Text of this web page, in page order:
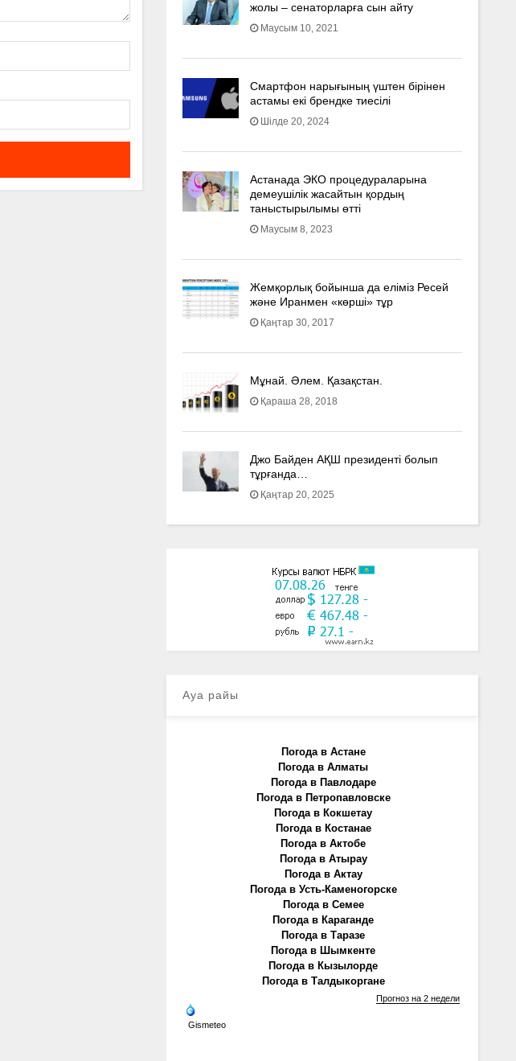
жолы – сенаторларға сын айту
Маусым 10, 2021
Смартфон нарығының үштен бірінен
астамы екі брендке тиесілі
Шілде 20, 2024
Астанада ЭКО процедураларына
демеушілік жасайтын қордың
таныстырылымы өтті
Маусым 8, 2023
Жемқорлық бойынша да еліміз Ресей
және Иранмен «көрші» тұр
Қаңтар 30, 2017
Мұнай. Әлем. Қазақстан.
Қараша 28, 2018
Джо Байден АҚШ президенті болып
тұрғанда…
Қаңтар 20, 2025
Ауа райы
Погода в Астане
Погода в Алматы
Погода в Павлодаре
Погода в Петропавловске
Погода в Кокшетау
Погода в Костанае
Погода в Актобе
Погода в Атырау
Погода в Актау
Погода в Усть-Каменогорске
Погода в Семее
Погода в Караганде
Погода в Таразе
Погода в Шымкенте
Погода в Кызылорде
Погода в Талдыкоргане
Gismeteo
Прогноз на 2 недели